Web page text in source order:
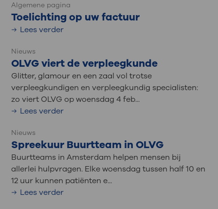
Algemene pagina
Toelichting op uw factuur
Lees verder
Nieuws
OLVG viert de verpleegkunde
Glitter, glamour en een zaal vol trotse
verpleegkundigen en verpleegkundig specialisten:
zo viert OLVG op woensdag 4 feb...
Lees verder
Nieuws
Spreekuur Buurtteam in OLVG
Buurtteams in Amsterdam helpen mensen bij
allerlei hulpvragen. Elke woensdag tussen half 10 en
12 uur kunnen patiënten e...
Lees verder